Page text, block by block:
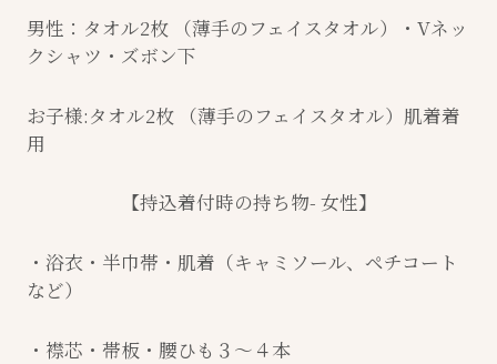
男性：タオル2枚 （薄手のフェイスタオル）・Vネッ
クシャツ・ズボン下
お子様:タオル2枚 （薄手のフェイスタオル）肌着着
用
【持込着付時の持ち物- 女性】
・浴衣・半巾帯・肌着（キャミソール、ペチコート
など）
・襟芯・帯板・腰ひも３～４本